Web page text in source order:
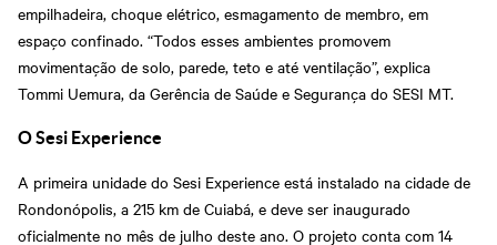
empilhadeira, choque elétrico, esmagamento de membro, em
espaço confinado. “Todos esses ambientes promovem
movimentação de solo, parede, teto e até ventilação”, explica
Tommi Uemura, da Gerência de Saúde e Segurança do SESI MT.
O Sesi Experience
A primeira unidade do Sesi Experience está instalado na cidade de
Rondonópolis, a 215 km de Cuiabá, e deve ser inaugurado
oficialmente no mês de julho deste ano. O projeto conta com 14